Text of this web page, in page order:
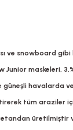
ve snowboard
Junior maskeleri,
güneşli
tüm araziler
üretilmiştir